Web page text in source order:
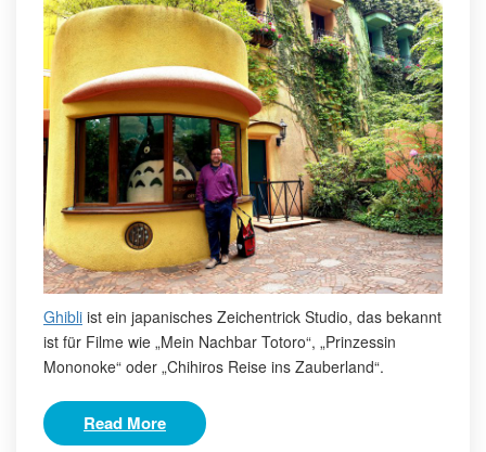
Ghibli ist ein japanisches Zeichentrick Studio, das bekannt
ist für Filme wie „Mein Nachbar Totoro“, „Prinzessin
Mononoke“ oder „Chihiros Reise ins Zauberland“.
Read More